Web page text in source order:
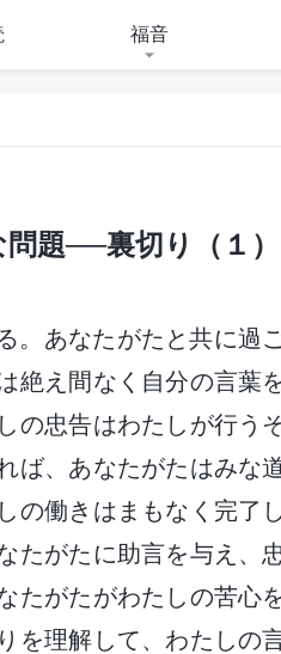
福音
題──裏切り（１）
。あなたがたと共に過
絶え間なく自分の言葉
の忠告はわたしが行う
ば、あなたがたはみな
の働きはまもなく完了
たがたに助言を与え、
たがたがわたしの苦心
を理解して、わたしの